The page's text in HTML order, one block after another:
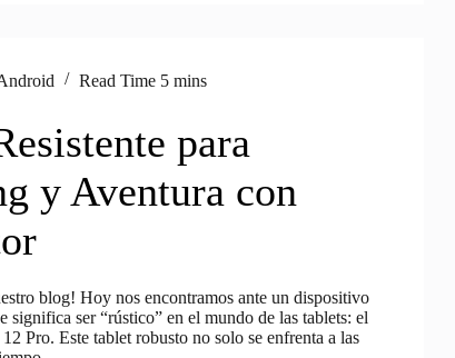
Read Time 5 mins
para
y Aventura con
blog! Hoy nos encontramos ante un dispositivo
significa ser “rústico” en el mundo de las tablets: el
Pro. Este tablet robusto no solo se enfrenta a las